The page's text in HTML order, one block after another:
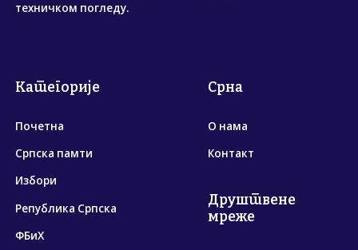
техничком погледу.
Категорије
Почетна
Српска памти
Избори
Република Српска
ФБиХ
Срна
О нама
Контакт
Друштвене
мреже